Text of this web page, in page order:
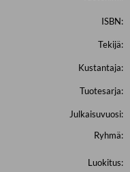
ISBN:
Tekijä:
Kustantaja:
Tuotesarja:
Julkaisuvuosi:
Ryhmä:
Luokitus: